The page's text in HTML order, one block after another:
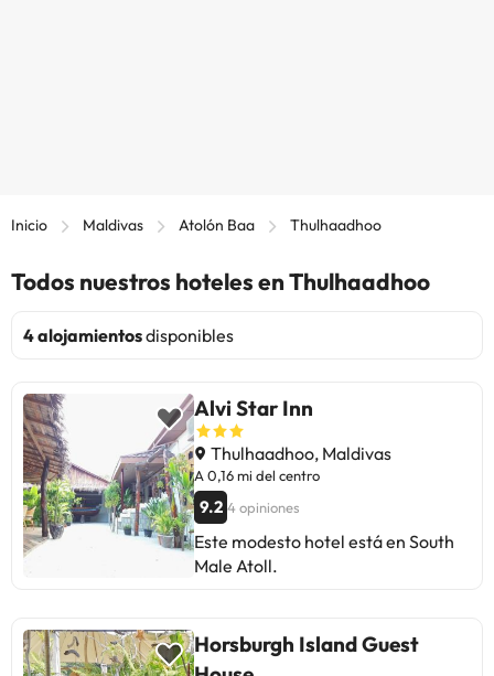
Inicio Maldivas Atolón Baa Thulhaadhoo
Todos nuestros hoteles en Thulhaadhoo
4 alojamientosdisponibles
Alvi Star Inn
Thulhaadhoo, Maldivas
A 0,16 mi del centro
9.2 4 opiniones
Este modesto hotel está en South
Male Atoll.
Horsburgh Island Guest